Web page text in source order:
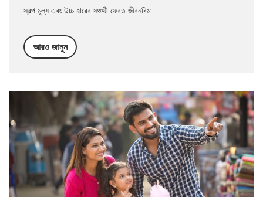
স্বল্প মূল্য এবং উচ্চ হারের সঞ্চয়ী ফেরত জীবনবিমা
আরও জানুন